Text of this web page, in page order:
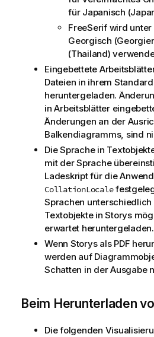
für Japanisch
FreeSerif wird
Georgisch
(Thailand)
Eingebettete
Dateien in ihrem
heruntergeladen.
in Arbeitsblätter
Änderungen an der
Balkendiagramms, sind
Die Sprache in
mit der Sprache
Ladeskriptfür die
CollationLocale
Sprachen
Textobjekte in Storys
erwartet heruntergeladen.
Wenn Storys als PDF
werden auf
Schatten in der Ausgabe
Beim Herunterladen
Die folgenden